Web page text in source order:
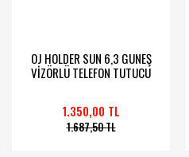
OJ HOLDER SUN 6,3 GUNEŞ
VİZÖRLÜ TELEFON TUTUCU
1.350,00 TL
1.687,50 TL